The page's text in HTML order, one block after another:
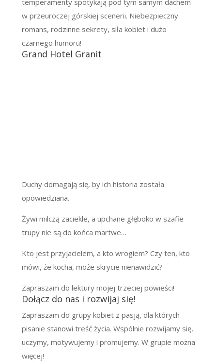
temperamenty spotykają pod tym samym dachem
w przeuroczej górskiej scenerii. Niebezpieczny
romans, rodzinne sekrety, siła kobiet i dużo
czarnego humoru!
Grand Hotel Granit
Duchy domagają się, by ich historia została
opowiedziana.
Żywi milczą zaciekle, a upchane głęboko w szafie
trupy nie są do końca martwe…
Kto jest przyjacielem, a kto wrogiem? Czy ten, kto
mówi, że kocha, może skrycie nienawidzić?
Zapraszam do lektury mojej trzeciej powieści!
Dołącz do nas i rozwijaj się!
Zapraszam do grupy kobiet z pasją, dla których
pisanie stanowi treść życia. Wspólnie rozwijamy się,
uczymy, motywujemy i promujemy. W grupie można
więcej!